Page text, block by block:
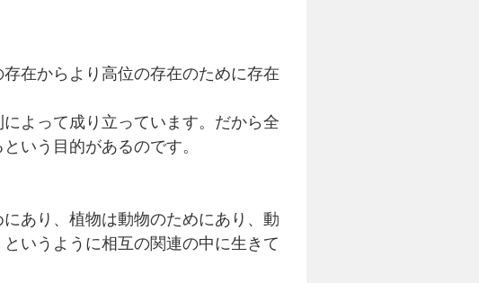
在からより高位の存在のために存在
よって成り立っています。だから全
いう目的があるのです。
あり、植物は動物のためにあり、動
いうように相互の関連の中に生きて